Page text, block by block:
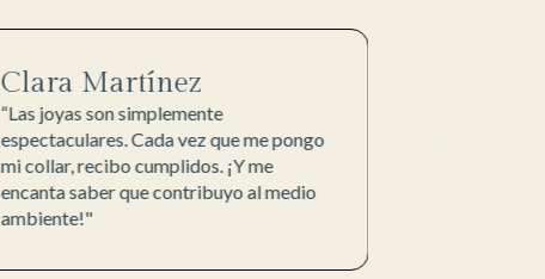
“Las joyas son simplemente
espectaculares. Cada vez que me pongo
mi collar, recibo cumplidos. ¡Y me
encanta saber que contribuyo al medio
ambiente!"
Clara Martínez